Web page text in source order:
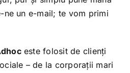
ne un e-mail; te vom primi
este folosit de clienți
– de la corporații mari